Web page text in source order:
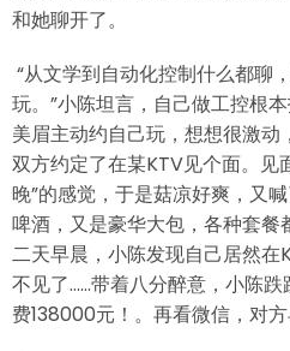
和她聊开了。
“从文学到自动化控制什么都聊
玩。”小陈坦言，自己做工控根
美眉主动约自己玩，想想很激动
双方约定了在某KTV见个面。见
晚”的感觉，于是菇凉好爽，又
啤酒，又是豪华大包，各种套餐
二天早晨，小陈发现自己居然在
不见了……带着八分醉意，小陈
费138000元！。再看微信，对